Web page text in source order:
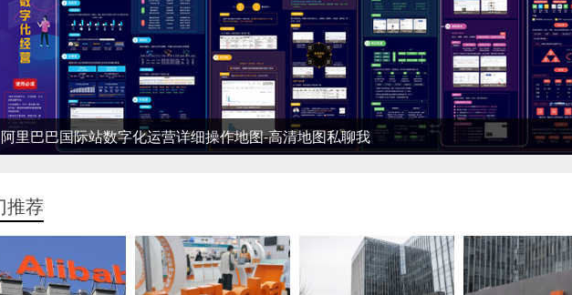
巴国际站数字化运营详细操作地图-高清地图私聊我
推荐